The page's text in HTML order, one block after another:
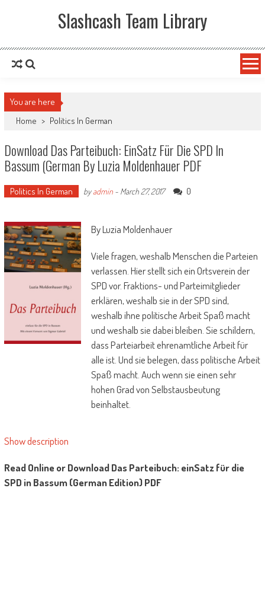
Slashcash Team Library
You are here
Home > Politics In German
Download Das Parteibuch: EinSatz Für Die SPD In
Bassum (German By Luzia Moldenhauer PDF
Politics In German byadmin- March 27, 2017 0
By Luzia Moldenhauer
Viele fragen, weshalb Menschen die Parteien
verlassen. Hier stellt sich ein Ortsverein der
SPD vor. Fraktions- und Parteimitglieder
erklären, weshalb sie in der SPD sind,
weshalb ihne politische Arbeit Spaß macht
und weshalb sie dabei bleiben. Sie schildern,
dass Parteiarbeit ehrenamtliche Arbeit für
alle ist. Und sie belegen, dass politische Arbeit
Spaß macht. Auch wenn sie einen sehr
hohen Grad von Selbstausbeutung
beinhaltet.
Show description
Read Online or Download Das Parteibuch: einSatz für die
SPD in Bassum (German Edition) PDF